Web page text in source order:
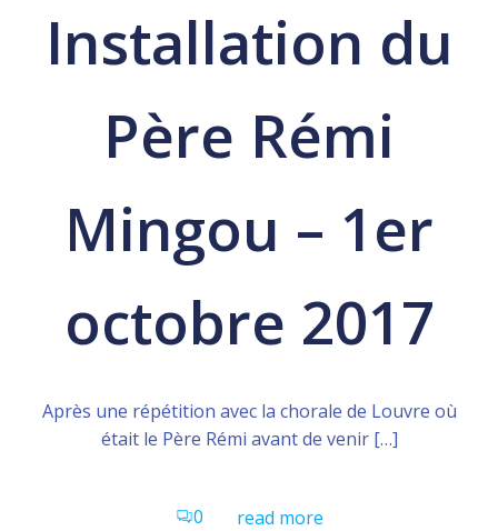
Installation du
Père Rémi
Mingou – 1er
octobre 2017
Après une répétition avec la chorale de Louvre où
était le Père Rémi avant de venir […]
0 read more